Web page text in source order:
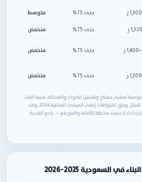
حتى 75% متوسط
حتى 75% منخفض
حتى 75% منخفض
حتى 75% منخفض
تسليم مفتاح وتشمل المواد والعمالة. نسبة البناء
75% هي الحد الأقصى الموحّد للفلل وفق اشتراطات إنشاء المباني السكنية 2024، وقد
حسب مخطط الأمانة والموقع — راجع البلدية
في السعودية 2025-2026